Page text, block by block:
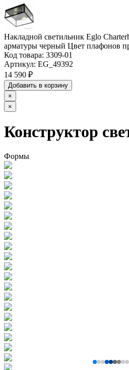
Накладной светильник Eglo
арматуры черный Цвет плафонов
Код товара: 3309-01
Артикул: EG_49392
14 590 ₽
Добавить в корзину
×
×
Конструктор
Формы